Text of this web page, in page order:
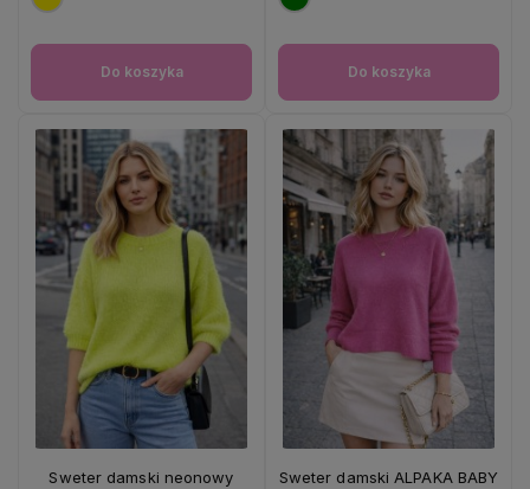
Do koszyka Do koszyka
Sweter damski neonowy
Sweter damski ALPAKA BABY